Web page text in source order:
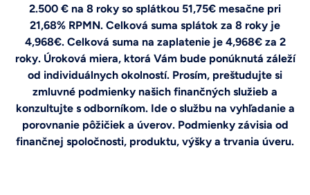
2.500 € na 8 roky so splátkou 51,75€ mesačne pri
21,68% RPMN. Celková suma splátok za 8 roky je
4,968€. Celková suma na zaplatenie je 4,968€ za 2
roky. Úroková miera, ktorá Vám bude ponúknutá záleží
od individuálnych okolností. Prosím, preštudujte si
zmluvné podmienky našich finančných služieb a
konzultujte s odborníkom. Ide o službu na vyhľadanie a
porovnanie pôžičiek a úverov. Podmienky závisia od
finančnej spoločnosti, produktu, výšky a trvania úveru.